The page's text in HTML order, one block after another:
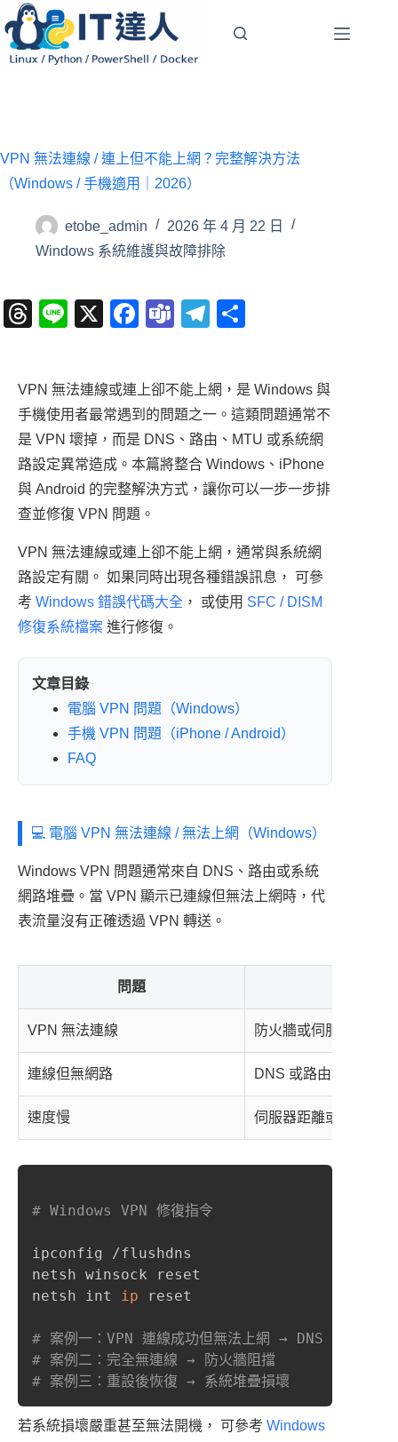
至
主
VPN 無法連線 / 連上但不能上網？完整解決方法
（Windows / 手機適用｜2026）
etobe_admin
2026 年 4 月 22 日
Windows 系統維護與故障排除
T
a
d
s
Li
X
F
e
b
o
o
k
T
m
s
T
gr
a
m
VPN 無法連線或連上卻不能上網，是 Windows 與
手機使用者最常遇到的問題之一。這類問題通常不
是 VPN 壞掉，而是 DNS、路由、MTU 或系統網
路設定異常造成。本篇將整合 Windows、iPhone
與 Android 的完整解決方式，讓你可以一步一步排
查並修復 VPN 問題。
VPN 無法連線或連上卻不能上網，通常與系統網
路設定有關。 如果同時出現各種錯誤訊息， 可參
考 Windows 錯誤代碼大全 ， 或使用 SFC / DISM
修復系統檔案 進行修復。
文章目錄
電腦 VPN 問題（Windows）
手機 VPN 問題（iPhone / Android）
FAQ
💻 電腦 VPN 無法連線 / 無法上網（Windows）
Windows VPN 問題通常來自 DNS、路由或系統
網路堆疊。當 VPN 顯示已連線但無法上網時，代
表流量沒有正確透過 VPN 轉送。
問題
VPN 無法連線 防火牆或伺服器問題
連線但無網路 DNS 或路由錯誤
速度慢 伺服器距離或 MTU
# Windows VPN 修復指令
ipconfig /flushdns
netsh winsock reset
netsh int ip reset
# 案例一：VPN 連線成功但無法上網 → DNS 錯誤
# 案例二：完全無連線 → 防火牆阻擋
# 案例三：重設後恢復 → 系統堆疊損壞
若系統損壞嚴重甚至無法開機， 可參考 Windows